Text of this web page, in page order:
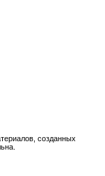
созданных